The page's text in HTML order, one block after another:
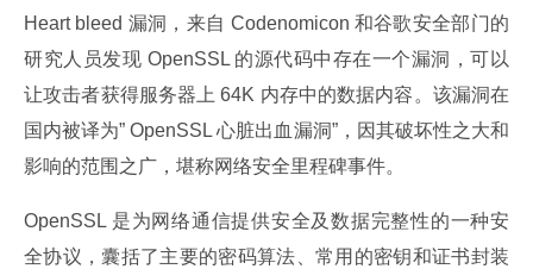
Heart bleed 漏洞，来自 Codenomicon 和谷歌安全部门的
研究人员发现 OpenSSL 的源代码中存在一个漏洞，可以
让攻击者获得服务器上 64K 内存中的数据内容。该漏洞在
国内被译为” OpenSSL 心脏出血漏洞”，因其破坏性之大和
影响的范围之广，堪称网络安全里程碑事件。
OpenSSL 是为网络通信提供安全及数据完整性的一种安
全协议，囊括了主要的密码算法、常用的密钥和证书封装